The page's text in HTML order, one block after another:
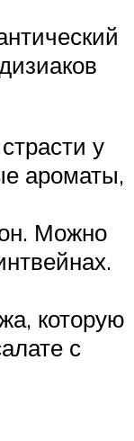
у
ароматы,
Можно
которую
с